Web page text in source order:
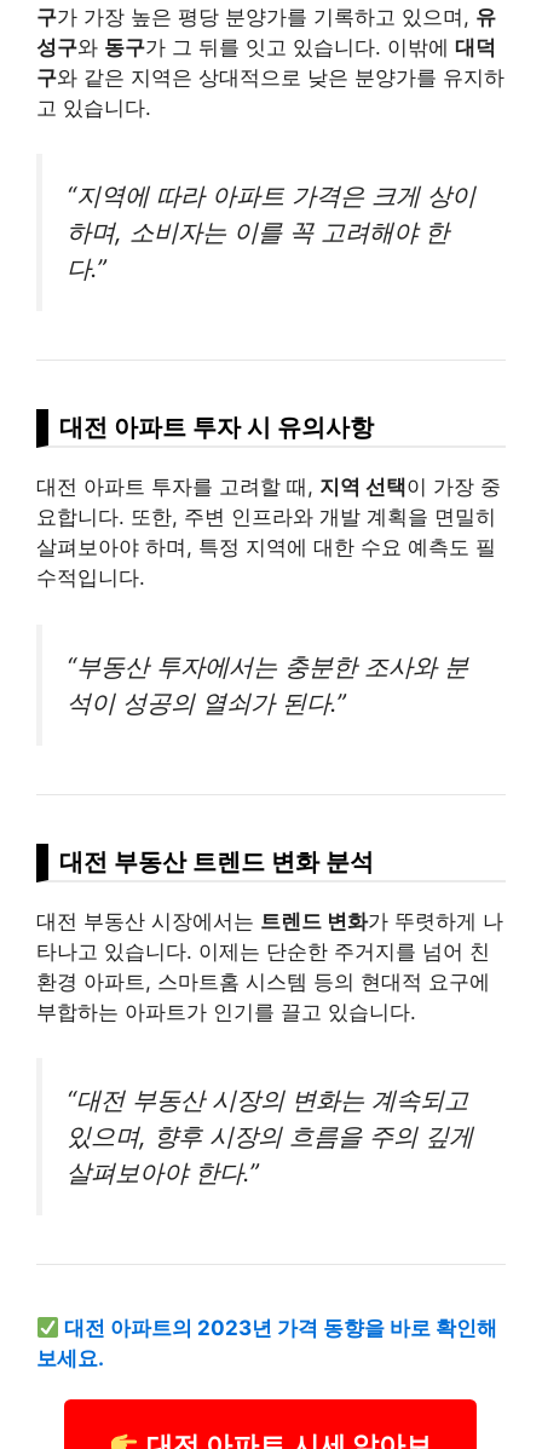
구가 가장 높은 평당 분양가를 기록하고 있으며, 유
성구와 동구가 그 뒤를 잇고 있습니다. 이밖에 대덕
구와 같은 지역은 상대적으로 낮은 분양가를 유지하
고 있습니다.
“지역에 따라 아파트 가격은 크게 상이
하며, 소비자는 이를 꼭 고려해야 한
다.”
대전 아파트 투자 시 유의사항
대전 아파트 투자를 고려할 때, 지역 선택이 가장 중
요합니다. 또한, 주변 인프라와 개발 계획을 면밀히
살펴보아야 하며, 특정 지역에 대한 수요 예측도 필
수적입니다.
“부동산 투자에서는 충분한 조사와 분
석이 성공의 열쇠가 된다.”
대전 부동산 트렌드 변화 분석
대전 부동산 시장에서는 트렌드 변화가 뚜렷하게 나
타나고 있습니다. 이제는 단순한 주거지를 넘어 친
환경 아파트, 스마트홈 시스템 등의 현대적 요구에
부합하는 아파트가 인기를 끌고 있습니다.
“대전 부동산 시장의 변화는 계속되고
있으며, 향후 시장의 흐름을 주의 깊게
살펴보아야 한다.”
대전 아파트의 2023년 가격 동향을 바로 확인해
보세요.